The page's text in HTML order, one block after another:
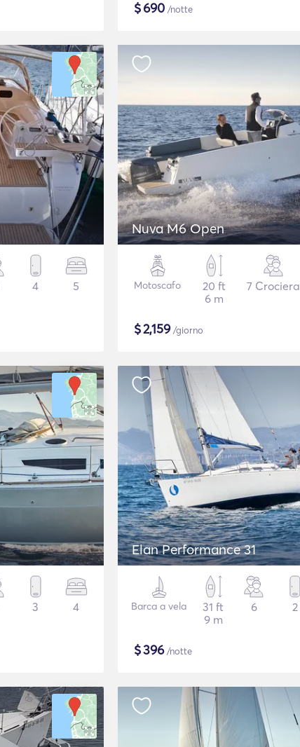
$690 /notte
4 5
Nuva M6 Open
Motoscafo
20 ft
6 m
7 Crociera
$2,159/giorno
3 4
Elan Performance 31
Barca a vela
31 ft
9 m
6 2
$396/notte